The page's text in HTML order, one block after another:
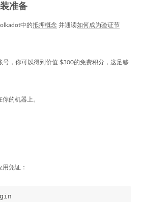
准备
中的抵押概念 并通读如何成为验证节
号，你可以得到价值 $300的免费积分，这足够
的机器上。
凭证：